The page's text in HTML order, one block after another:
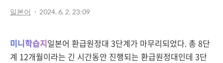
일본어 2024. 6. 2. 23:09
미니학습지일본어 환급원정대 3단계가 마무리되었다. 총 8단
계 12개월이라는 긴 시간동안 진행되는 환급원정대인데 3단